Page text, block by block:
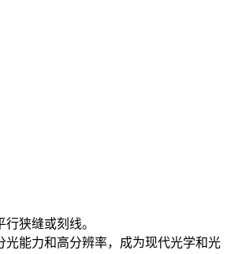
狭缝或刻线。
能力和高分辨率，成为现代光学和光